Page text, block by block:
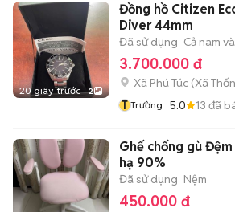
20 giây trước 2
Đồng hồ Citizen
Diver 44mm
Đã sử dụng Cả nam
3.700.000 đ
Xã Phú Túc (Xã
T Trường 5.0 13 đã
Ghế chống gù
hạ 90%
Đã sử dụng Nệm
450.000 đ